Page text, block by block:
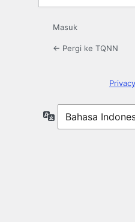
Masuk
← Pergi ke TQNN
Bahasa